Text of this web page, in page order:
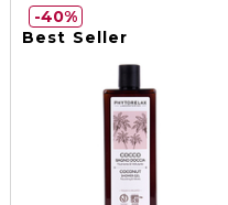
Best Seller
40%